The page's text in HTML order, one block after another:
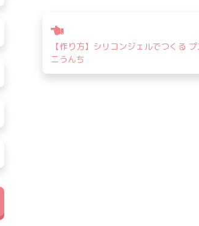
稿
ナ
ビ
【作り方】シリコンジェルでつくる
ニうんち